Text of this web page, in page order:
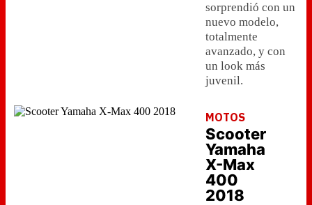
sorprendió con un
nuevo modelo,
totalmente
avanzado, y con
un look más
juvenil.
MOTOS
Scooter
Yamaha
X-Max
400
2018